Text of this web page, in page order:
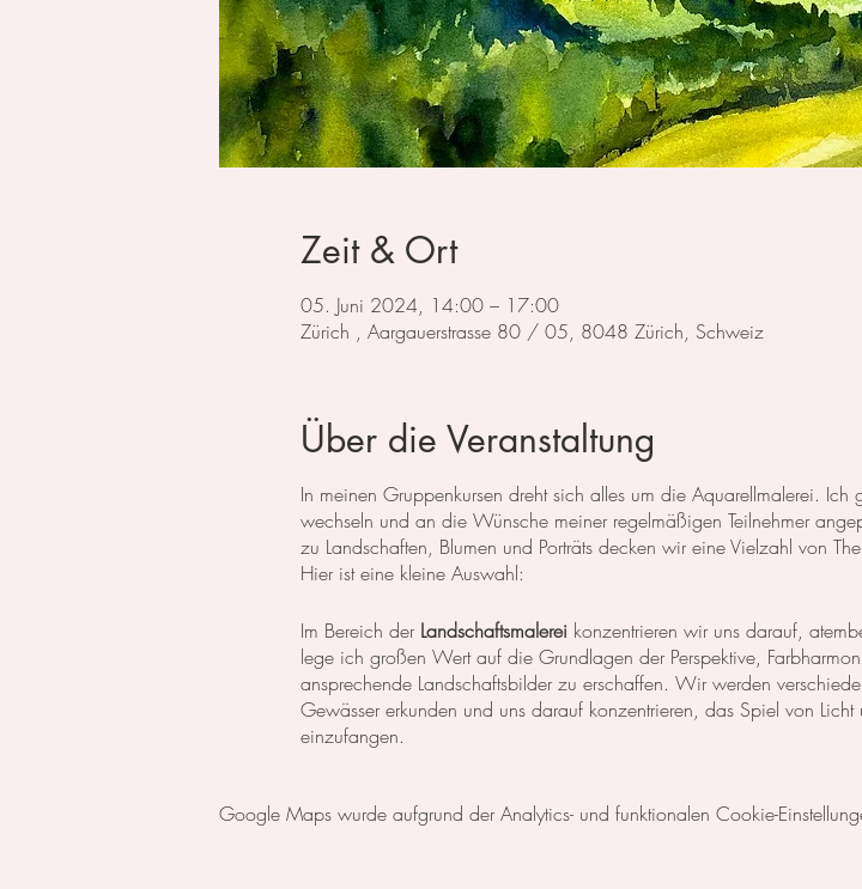
Zeit & Ort
05. Juni 2024, 14:00 – 17:00
Zürich , Aargauerstrasse 80 / 05, 8048 Zürich, Schweiz
Über die Veranstaltung
In meinen Gruppenkursen dreht sich alles um die Aquarellmalerei. Ich
wechseln und an die Wünsche meiner regelmäßigen Teilnehmer
zu Landschaften, Blumen und Porträts decken wir eine Vielzahl von
Hier ist eine kleine Auswahl:
Im Bereich der Landschaftsmalereikonzentrieren wir uns darauf,
lege ich großen Wert auf die Grundlagen der Perspektive,
ansprechende Landschaftsbilder zu erschaffen. Wir werden
Gewässer erkunden und uns darauf konzentrieren, das Spiel von
einzufangen.
erlernen die notwendigen Techniken, um die Details der Blüten und
Google Maps wurde aufgrund der Analytics- und funktionalen Cookie-